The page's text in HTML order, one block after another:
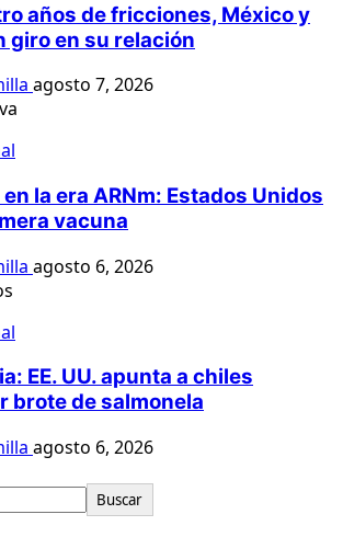
años de fricciones, México y
giro en su relación
agosto 7, 2026
la era ARNm: Estados Unidos
vacuna
agosto 6, 2026
EE. UU. apunta a chiles
brote de salmonela
agosto 6, 2026
Buscar